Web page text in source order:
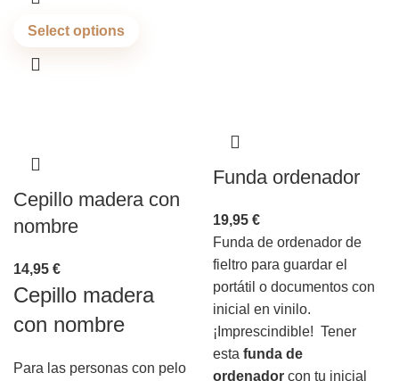
Select options
Cepillo madera con
nombre
14,95 €
Cepillo madera
con nombre
Para las personas con pelo
Funda ordenador
19,95 €
Funda de ordenador de
fieltro para guardar el
portátil o documentos con
inicial en vinilo.
¡Imprescindible! Tener
esta funda de
ordenador con tu inicial